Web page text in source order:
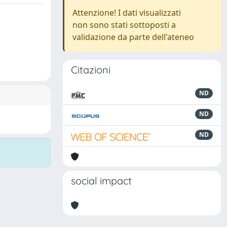
Attenzione! I dati visualizzati
non sono stati sottoposti a
validazione da parte dell'ateneo
Citazioni
ND
ND
ND
social impact